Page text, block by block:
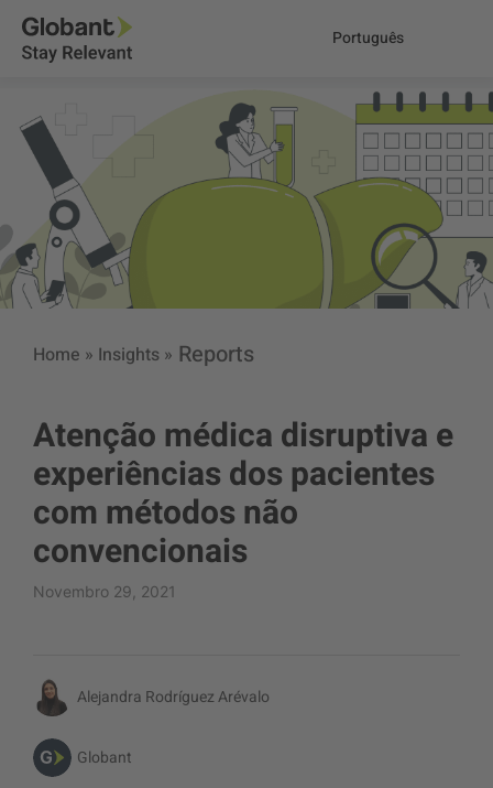
Português
Home » Insights » Reports
Atenção médica disruptiva e
experiências dos pacientes
com métodos não
convencionais
Novembro 29, 2021
Alejandra Rodríguez Arévalo
Globant